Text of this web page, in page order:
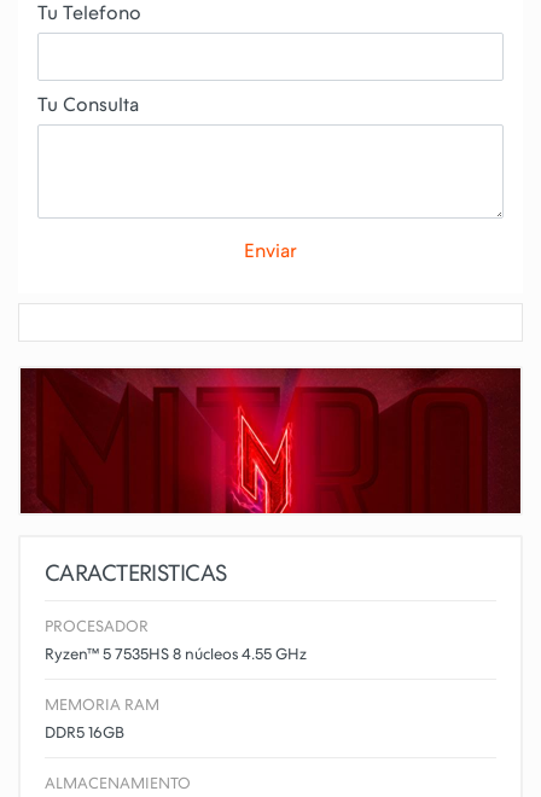
Tu Telefono
Tu Consulta
Enviar
CARACTERISTICAS
PROCESADOR
Ryzen™ 5 7535HS 8 núcleos 4.55 GHz
MEMORIA RAM
DDR5 16GB
ALMACENAMIENTO